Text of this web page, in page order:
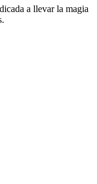
a llevar la magia